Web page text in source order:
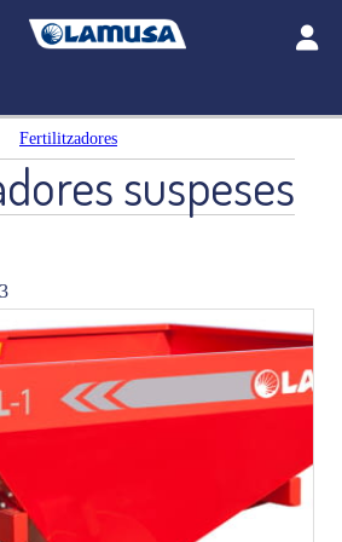
Fertilitzadores
suspeses